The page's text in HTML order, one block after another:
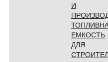
И
ЕМКОСТЬ
ДЛЯ